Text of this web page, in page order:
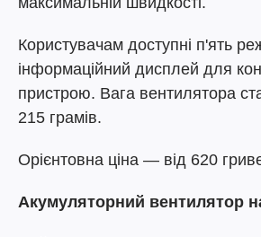
Користувачам доступні п'ять
інформаційний дисплей для
пристрою. Вага вентилятора
215 грамів.
Орієнтовна ціна — від 620
Акумуляторний вентилятор